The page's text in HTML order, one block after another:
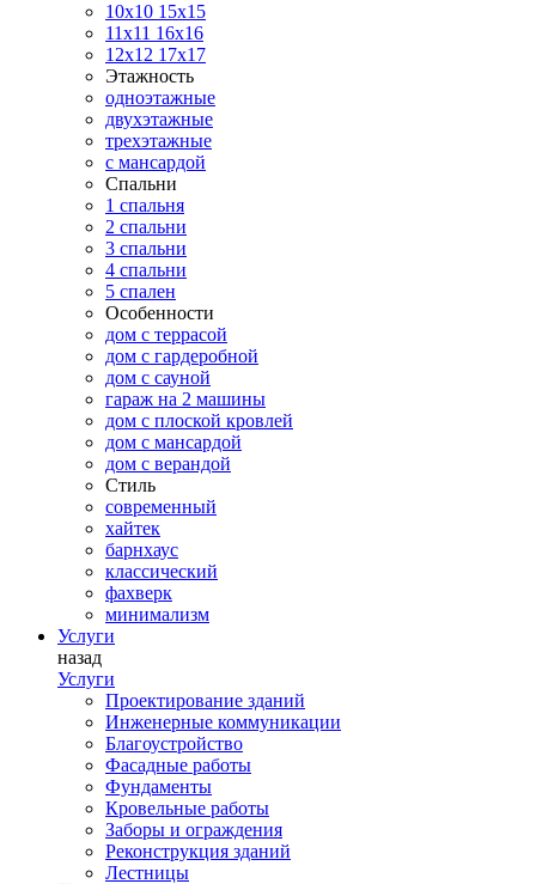
10х10 15х15
11x11 16х16
12х12 17х17
Этажность
одноэтажные
двухэтажные
трехэтажные
с мансардой
Спальни
1 спальня
2 спальни
3 спальни
4 спальни
5 спален
Особенности
дом с террасой
дом с гардеробной
дом с сауной
гараж на 2 машины
дом с плоской кровлей
дом с мансардой
дом с верандой
Стиль
современный
хайтек
барнхаус
классический
фахверк
минимализм
Услуги
назад
Услуги
Проектирование зданий
Инженерные коммуникации
Благоустройство
Фасадные работы
Фундаменты
Кровельные работы
Заборы и ограждения
Реконструкция зданий
Лестницы